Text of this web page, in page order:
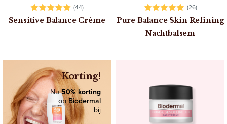
(44)
Sensitive Balance Crème
(26)
Pure Balance Skin Refining
Nachtbalsem
Korting!
Nu50% korting
opBiodermal
bij